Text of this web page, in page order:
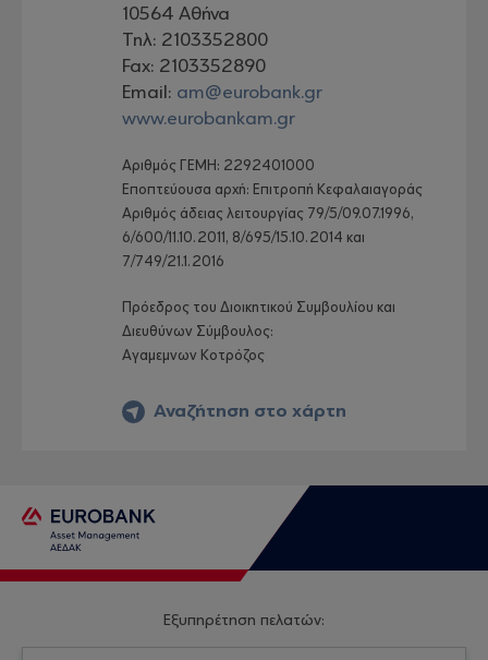
10564 Αθήνα
Τηλ: 2103352800
Fax: 2103352890
Email: am@eurobank.gr
www.eurobankam.gr
Αριθμός ΓΕΜΗ: 2292401000
Εποπτεύουσα αρχή: Επιτροπή Κεφαλαιαγοράς
Αριθμός άδειας λειτουργίας 79/5/09.07.1996,
6/600/11.10.2011, 8/695/15.10.2014 και
7/749/21.1.2016
Πρόεδρος του Διοικητικού Συμβουλίου και
Διευθύνων Σύμβουλος:
Aγαμεμνων Κοτρόζος
Αναζήτηση στο χάρτη
Εξυπηρέτηση πελατών: